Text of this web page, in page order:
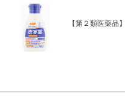
【第２類医薬